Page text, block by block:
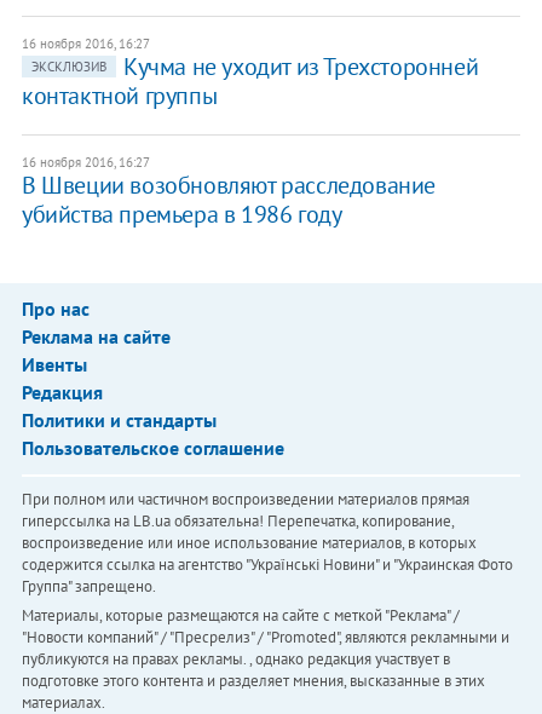
16 ноября 2016, 16:27
ЭКСКЛЮЗИВ
Кучма не уходит из Трехсторонней
контактной группы
16 ноября 2016, 16:27
В Швеции возобновляют расследование
убийства премьера в 1986 году
Про нас
Реклама на сайте
Ивенты
Редакция
Политики и стандарты
Пользовательское соглашение
При полном или частичном воспроизведении материалов прямая
гиперссылка на LB.ua обязательна! Перепечатка, копирование,
воспроизведение или иное использование материалов, в которых
содержится ссылка на агентство "Українськi Новини" и "Украинская Фото
Группа" запрещено.
Материалы, которые размещаются на сайте с меткой "Реклама" /
"Новости компаний" / "Пресрелиз" / "Promoted", являются рекламными и
публикуются на правах рекламы. , однако редакция участвует в
подготовке этого контента и разделяет мнения, высказанные в этих
материалах.